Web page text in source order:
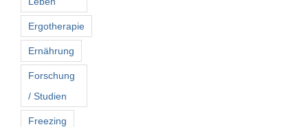
Ergotherapie
Ernährung
Forschung
/ Studien
Freezing